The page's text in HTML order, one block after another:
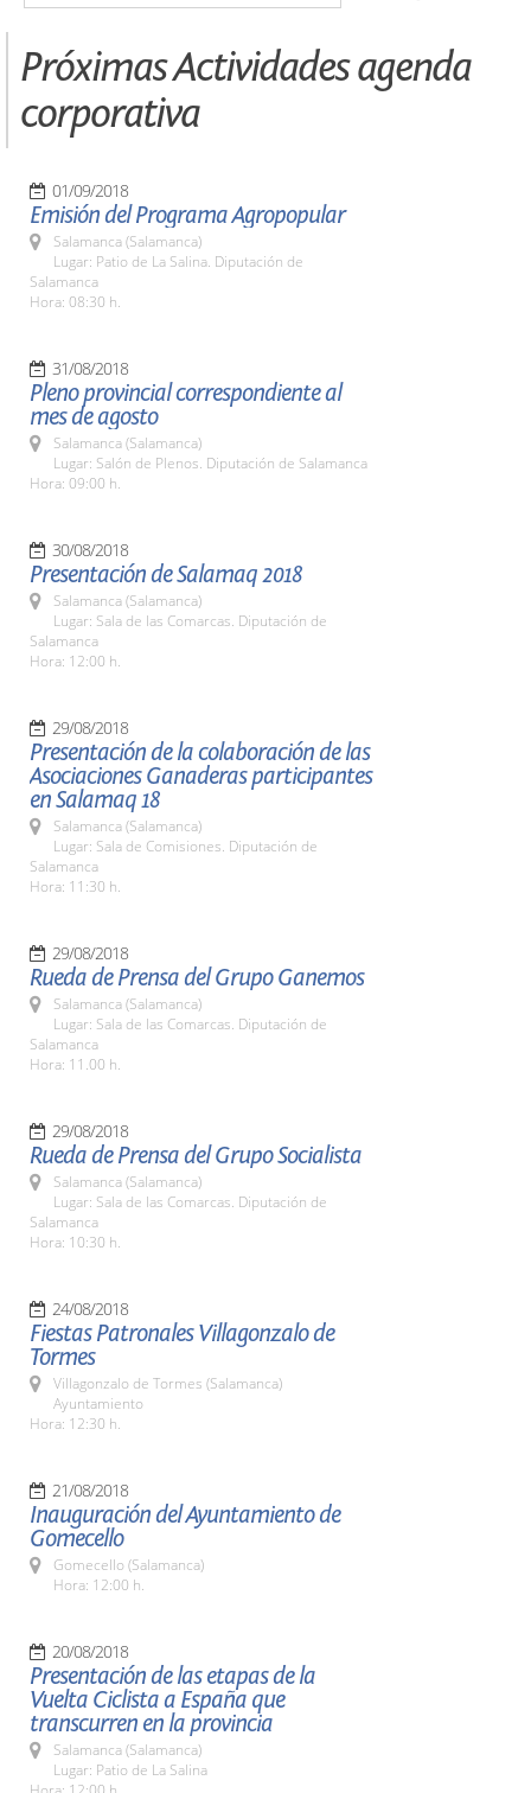
Próximas Actividades agenda
corporativa
01/09/2018
Emisión del Programa Agropopular
Salamanca (Salamanca)
Lugar: Patio de La Salina. Diputación de
Salamanca
Hora: 08:30 h.
31/08/2018
Pleno provincial correspondiente al
mes de agosto
Salamanca (Salamanca)
Lugar: Salón de Plenos. Diputación de Salamanca
Hora: 09:00 h.
30/08/2018
Presentación de Salamaq 2018
Salamanca (Salamanca)
Lugar: Sala de las Comarcas. Diputación de
Salamanca
Hora: 12:00 h.
29/08/2018
Presentación de la colaboración de las
Asociaciones Ganaderas participantes
en Salamaq 18
Salamanca (Salamanca)
Lugar: Sala de Comisiones. Diputación de
Salamanca
Hora: 11:30 h.
29/08/2018
Rueda de Prensa del Grupo Ganemos
Salamanca (Salamanca)
Lugar: Sala de las Comarcas. Diputación de
Salamanca
Hora: 11.00 h.
29/08/2018
Rueda de Prensa del Grupo Socialista
Salamanca (Salamanca)
Lugar: Sala de las Comarcas. Diputación de
Salamanca
Hora: 10:30 h.
24/08/2018
Fiestas Patronales Villagonzalo de
Tormes
Villagonzalo de Tormes (Salamanca)
Ayuntamiento
Hora: 12:30 h.
21/08/2018
Inauguración del Ayuntamiento de
Gomecello
Gomecello (Salamanca)
Hora: 12:00 h.
20/08/2018
Presentación de las etapas de la
Vuelta Ciclista a España que
transcurren en la provincia
Salamanca (Salamanca)
Lugar: Patio de La Salina